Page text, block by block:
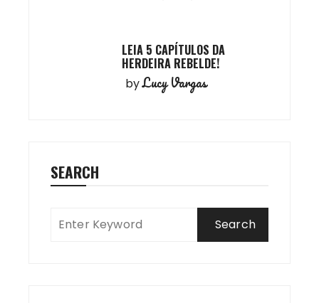
LEIA 5 CAPÍTULOS DA
HERDEIRA REBELDE!
byLucy Vargas
SEARCH